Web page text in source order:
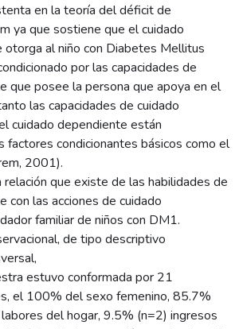
en la teoría del déficit de
ya que sostiene que el cuidado
al niño con Diabetes Mellitus
por las capacidades de
que posee la persona que apoya en el
las capacidades de cuidado
cuidado dependiente están
factores condicionantes básicos como el
2001).
que existe de las habilidades de
con las acciones de cuidado
familiar de niños con DM1.
de tipo descriptivo
estuvo conformada por 21
el 100% del sexo femenino, 85.7%
del hogar, 9.5% (n=2) ingresos